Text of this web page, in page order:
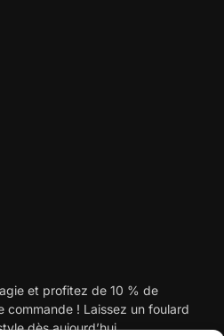
et profitez de 10 % de
commande ! Laissez un foulard
dès aujourd’hui.